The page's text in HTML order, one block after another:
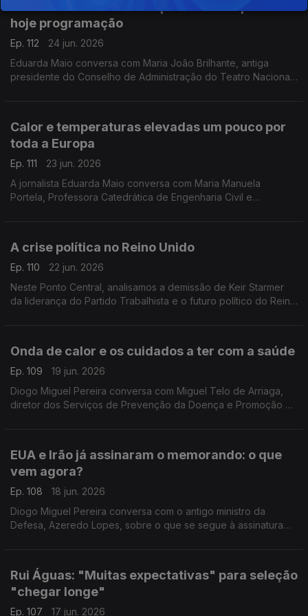
hoje programação
Ep. 112
24 jun. 2026
Eduarda Maio conversa com Maria João Brilhante, antiga
presidente do Conselho de Administração do Teatro Nacional
Calor e temperaturas elevadas um pouco por
toda a Europa
Ep. 111
23 jun. 2026
A jornalista Eduarda Maio conversa com Maria Manuela
Portela, Professora Catedrática de Engenharia Civil e
A crise política no Reino Unido
Ep. 110
22 jun. 2026
Neste Ponto Central, analisamos a demissão de Keir Starmer
da liderança do Partido Trabalhista e o futuro político do Reino
Onda de calor e os cuidados a ter com a saúde
Ep. 109
19 jun. 2026
Diogo Miguel Pereira conversa com Miguel Telo de Arriaga,
diretor dos Serviços de Prevenção da Doença e Promoção da
EUA e Irão já assinaram o memorando: o que
vem agora?
Ep. 108
18 jun. 2026
Diogo Miguel Pereira conversa com o antigo ministro da
Defesa, Azeredo Lopes, sobre o que se segue à assinatura
Rui Águas: "Muitas expectativas" para seleção
"chegar longe"
Ep. 107 17 jun. 2026